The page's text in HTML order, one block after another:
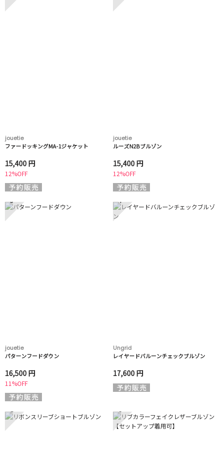
jouetie
ファードッキングMA-1ジャケット
15,400 円
12%OFF
jouetie
ルーズN2Bブルゾン
15,400 円
12%OFF
3
jouetie
パターンフードダウン
16,500 円
11%OFF
4
Ungrid
レイヤードバルーンチェックブルゾン
17,600 円
5 6